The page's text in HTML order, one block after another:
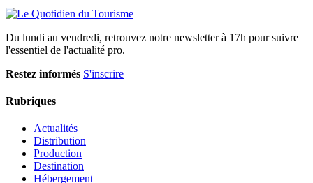
Du lundi au vendredi, retrouvez notre newsletter à 17h pour suivre
l'essentiel de l'actualité pro.
Restez informés S'inscrire
Rubriques
Actualités
Distribution
Production
Destination
Hébergement